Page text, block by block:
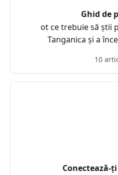
Ghid de
ot ce trebuie să știi
Tanganica și a
10
Conectează-